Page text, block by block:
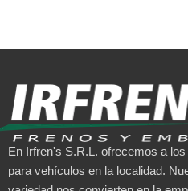
En Irfren's S.R.L. ofrecemos a
para vehículos en la localidad.